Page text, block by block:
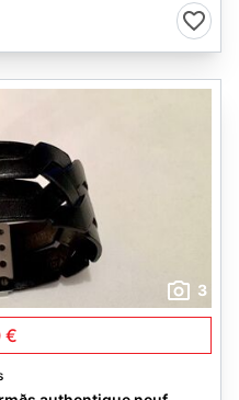
3
€